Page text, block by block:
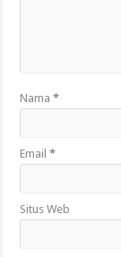
Nama*
Email*
Situs Web